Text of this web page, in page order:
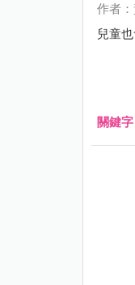
作者
兒童
關鍵字